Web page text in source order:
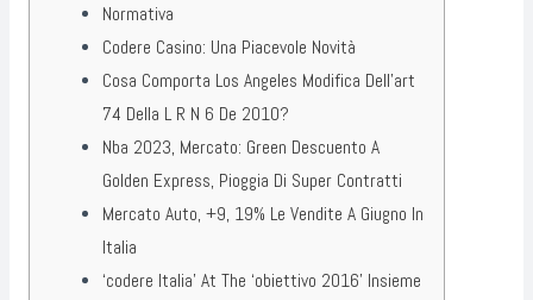
Normativa
Codere Casino: Una Piacevole Novità
Cosa Comporta Los Angeles Modifica Dell’art
74 Della L R N 6 De 2010?
Nba 2023, Mercato: Green Descuento A
Golden Express, Pioggia Di Super Contratti
Mercato Auto, +9, 19% Le Vendite A Giugno In
Italia
‘codere Italia’ At The ‘obiettivo 2016’ Insieme